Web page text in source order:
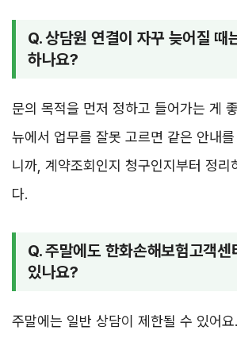
Q. 상담원 연결이 자꾸 늦어질 때
하나요?
문의 목적을 먼저 정하고 들어가는 게
뉴에서 업무를 잘못 고르면 같은 안내
니까, 계약조회인지 청구인지부터 정리
다.
Q. 주말에도 한화손해보험고객센
있나요?
주말에는 일반 상담이 제한될 수 있어